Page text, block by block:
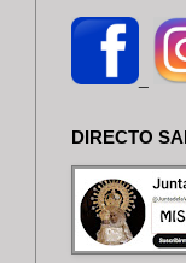
DIRECTO